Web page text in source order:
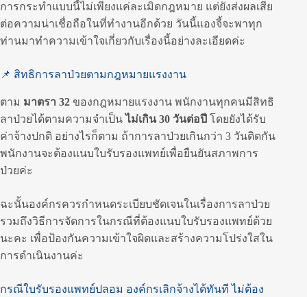
การกระทำแบบนี้ไม่เพียงแค่ละเมิดกฎหมาย แต่ยังส่งผลเสีย
ต่อความน่าเชื่อถือในที่ทำงานอีกด้วย วันนี้แองจี้จะพาทุก
ท่านมาทำความเข้าใจเกี่ยวกับเรื่องนี้อย่างละเอียดค่ะ
📌 สิทธิการลาป่วยตามกฎหมายแรงงาน
ตาม มาตรา 32 ของกฎหมายแรงงาน พนักงานทุกคนมีสิทธิ
ลาป่วยได้ตามความจำเป็นไม่เกิน 30 วันต่อปี โดยยังได้รับ
ค่าจ้างปกติ อย่างไรก็ตาม ถ้าการลาป่วยเกินกว่า 3 วันติดกัน
พนักงานจะต้องแนบใบรับรองแพทย์เพื่อยืนยันสภาพการ
ป่วยค่ะ
ฉะนั้นองค์กรควรกำหนดระเบียบชัดเจนในเรื่องการลาป่วย
รวมถึงวิธีการจัดการในกรณีที่ต้องแนบใบรับรองแพทย์ด้วย
นะคะ เพื่อป้องกันความเข้าใจผิดและสร้างความโปร่งใสใน
การดำเนินงานค่ะ
กรณีใบรับรองแพทย์ปลอม องค์กรเลิกจ้างได้ทันที ไม่ต้อง